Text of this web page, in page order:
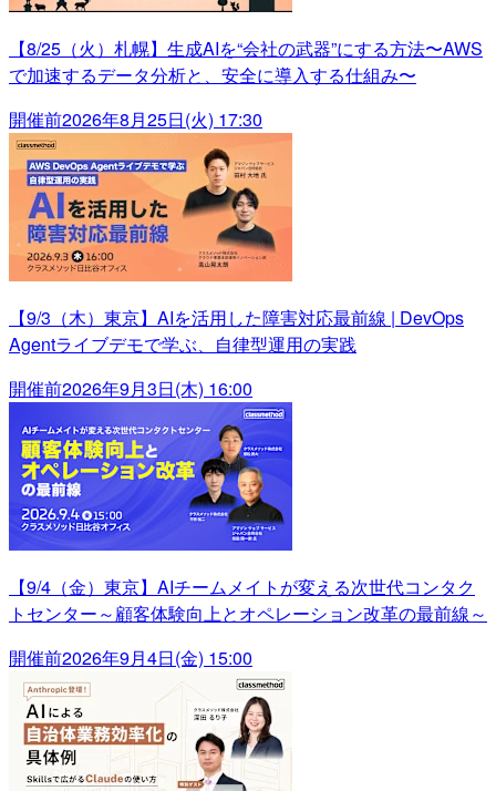
【8/25（火）札幌】生成AIを“会社の武器”にする方法〜AWS
で加速するデータ分析と、安全に導入する仕組み〜
開催前2026年8月25日(火) 17:30
【9/3（木）東京】AIを活用した障害対応最前線 | DevOps
Agentライブデモで学ぶ、自律型運用の実践
開催前2026年9月3日(木) 16:00
【9/4（金）東京】AIチームメイトが変える次世代コンタク
トセンター～顧客体験向上とオペレーション改革の最前線～
開催前2026年9月4日(金) 15:00